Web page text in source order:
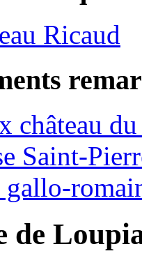
Ricaud
château
Saint-
de